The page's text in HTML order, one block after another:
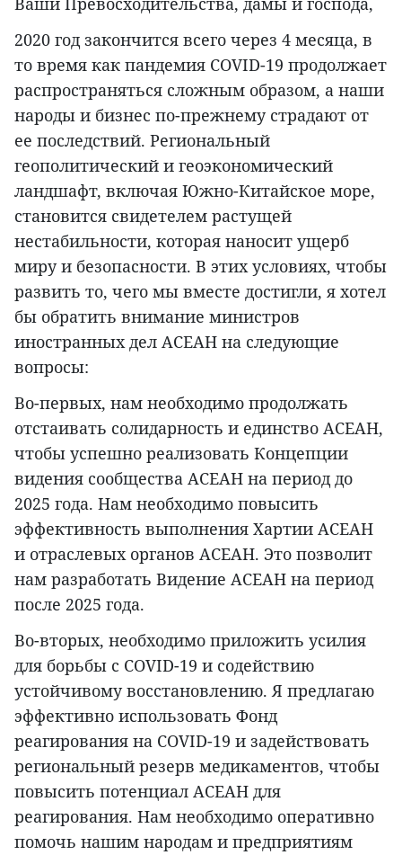
2020 год закончится всего через 4 месяца, в
то время как пандемия COVID-19 продолжает
распространяться сложным образом, а наши
народы и бизнес по-прежнему страдают от
ее последствий. Региональный
геополитический и геоэкономический
ландшафт, включая Южно-Китайское море,
становится свидетелем растущей
нестабильности, которая наносит ущерб
миру и безопасности. В этих условиях, чтобы
развить то, чего мы вместе достигли, я хотел
бы обратить внимание министров
иностранных дел АСЕАН на следующие
вопросы:
Во-первых, нам необходимо продолжать
отстаивать солидарность и единство АСЕАН,
чтобы успешно реализовать Концепции
видения сообщества АСЕАН на период до
2025 года. Нам необходимо повысить
эффективность выполнения Хартии АСЕАН
и отраслевых органов АСЕАН. Это позволит
нам разработать Видение АСЕАН на период
после 2025 года.
Во-вторых, необходимо приложить усилия
для борьбы с COVID-19 и содействию
устойчивому восстановлению. Я предлагаю
эффективно использовать Фонд
реагирования на COVID-19 и задействовать
региональный резерв медикаментов, чтобы
повысить потенциал АСЕАН для
реагирования. Нам необходимо оперативно
помочь нашим народам и предприятиям